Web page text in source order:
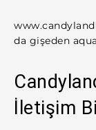
da gişeden
İletişim